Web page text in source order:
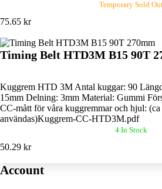
Temporary Sold
75.65 kr
Timing Belt HTD3M B15 90T
Kuggrem HTD 3M Antal kuggar: 90
15mm Delning: 3mm Material: Gummi
CC-mått för våra kuggremmar och hjul:
användas)Kuggrem-CC-HTD3M.pdf
4 In Stock
50.29 kr
Account